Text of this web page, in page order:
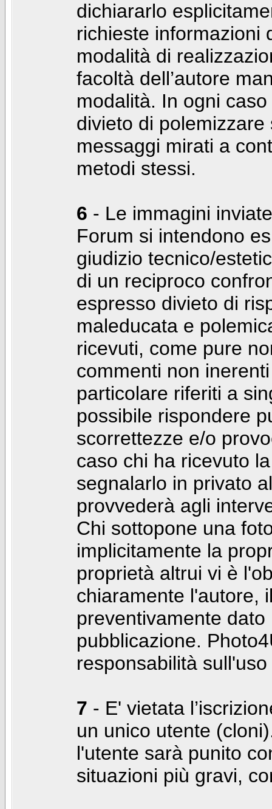
dichiararlo
richieste informazioni
modalità di
facoltà dell’autore
modalità. In ogni
divieto di
messaggi mirati a
metodi stessi.
6 - Le immagini
Forum si intendono
giudizio tecnico/
di un reciproco
espresso divieto di
maleducata e
ricevuti, come pure
commenti non
particolare riferiti a
possibile rispondere
scorrettezze e/o
caso chi ha ricevuto
segnalarlo in privato
provvederà agli
Chi sottopone una
implicitamente la
proprietà altrui vi è
chiaramente l'autore,
preventivamente
pubblicazione.
responsabilità
7 - E' vietata
un unico utente
l'utente sarà punito
situazioni più gravi,